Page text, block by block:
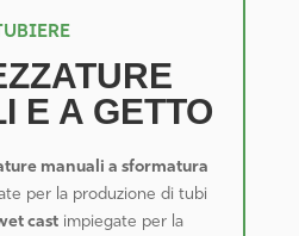
E A GETTO
manuali a sformatura
per la produzione di tubi
cast impiegate per la